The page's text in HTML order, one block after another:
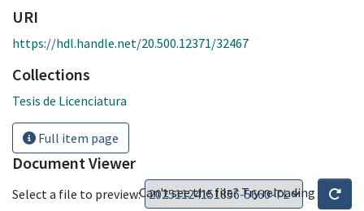
URI
https://hdl.handle.net/20.500.12371/32467
Collections
Tesis de Licenciatura
Full item page
Document Viewer
Select a file to preview:Can't see the file? Try reloading